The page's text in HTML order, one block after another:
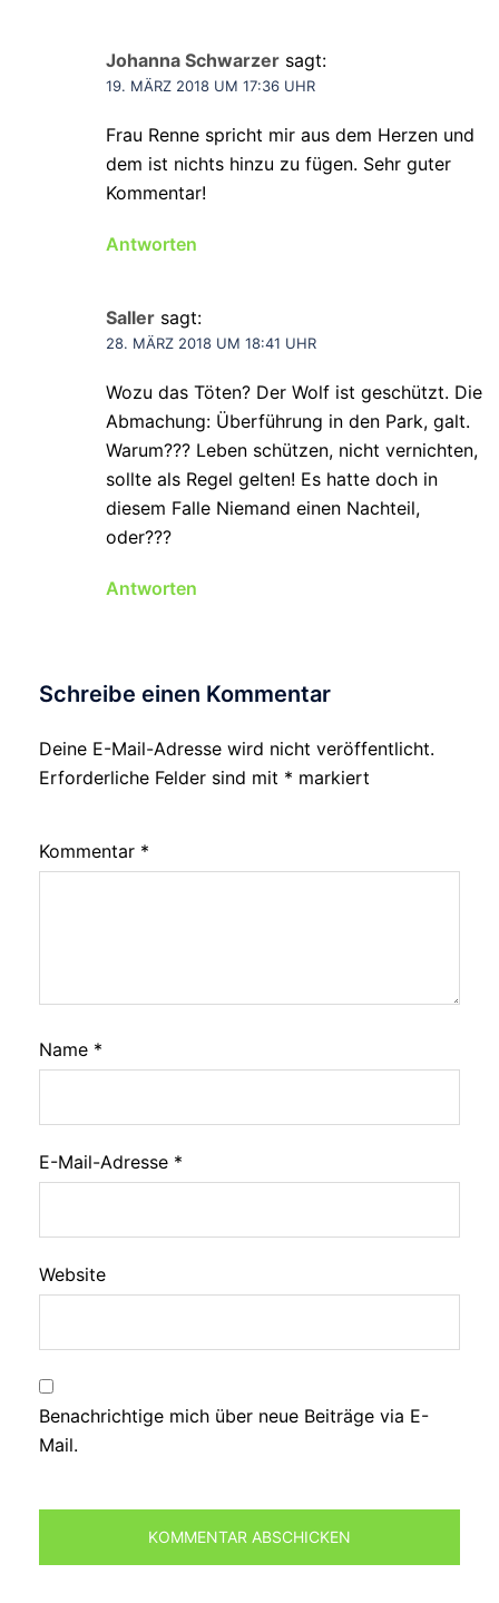
Johanna Schwarzer sagt:
19. MÄRZ 2018 UM 17:36 UHR
Frau Renne spricht mir aus dem Herzen und
dem ist nichts hinzu zu fügen. Sehr guter
Kommentar!
Antworten
Saller sagt:
28. MÄRZ 2018 UM 18:41 UHR
Wozu das Töten? Der Wolf ist geschützt. Die
Abmachung: Überführung in den Park, galt.
Warum??? Leben schützen, nicht vernichten,
sollte als Regel gelten! Es hatte doch in
diesem Falle Niemand einen Nachteil,
oder???
Antworten
Schreibe einen Kommentar
Deine E-Mail-Adresse wird nicht veröffentlicht.
Erforderliche Felder sind mit * markiert
Kommentar *
Name *
E-Mail-Adresse *
Website
Benachrichtige mich über neue Beiträge via E-
Mail.